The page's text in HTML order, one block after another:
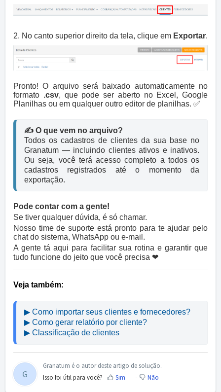
2. No canto superior direito da tela, clique em Exportar.
Pronto! O arquivo será baixado automaticamente no
formato .csv, que pode ser aberto no Excel, Google
Planilhas ou em qualquer outro editor de planilhas. ✅
✍️ O que vem no arquivo?
Todos os cadastros de clientes da sua base no
Granatum — incluindo clientes ativos e inativos.
Ou seja, você terá acesso completo a todos os
cadastros registrados até o momento da
exportação.
Pode contar com a gente!
Se tiver qualquer dúvida, é só chamar.
Nosso time de suporte está pronto para te ajudar pelo
chat do sistema, WhatsApp ou e-mail.
A gente tá aqui para facilitar sua rotina e garantir que
tudo funcione do jeito que você precisa ❤
Veja também:
▶ Como importar seus clientes e fornecedores?
▶ Como gerar relatório por cliente?
▶ Classificação de clientes
G
Granatum é o autor deste artigo de solução.
Isso foi útil para você?
Sim Não